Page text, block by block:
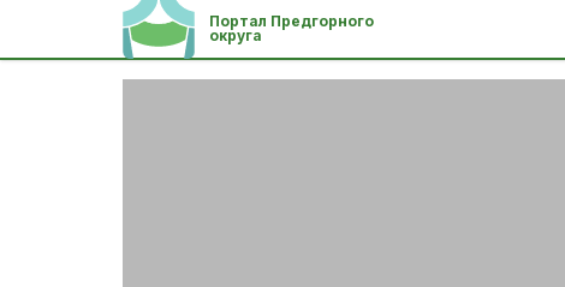
Портал Предгорного
округа